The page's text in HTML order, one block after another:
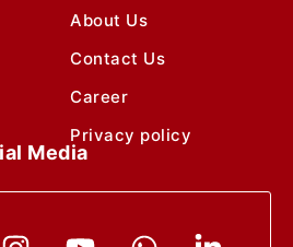
About Us
Contact Us
Career
Privacy policy
Media